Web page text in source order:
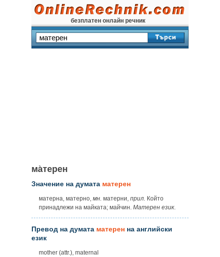
безплатен онлайн речник
ма̀терен
Значение на думата матерен
матерна, матерно, мн. матерни, прил. Който
принадлежи на майката; майчин. Матерен език.
Превод на думата матерен на английски
език
mother (attr.), maternal